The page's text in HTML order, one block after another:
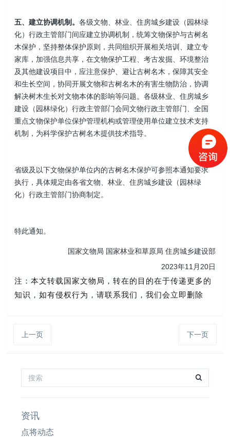
五、建立协调机制。各级文物、林业、住房城乡建设（园林绿
化）行政主管部门间应建立协调机制，统筹文物保护与古树名
木保护，坚持整体保护原则，共同组织开展相关培训、建立专
家库，加强信息共享，在文物保护工程、考古发掘、环境整治
及其他建设项目中，应注意保护、避让古树名木，保障其安全
和生长空间，协同开展文物和古树名木的有害生物防治，协调
解决树木生长对文物本体的影响等问题。各级林业、住房城乡
建设（园林绿化）行政主管部门会同文物行政主管部门、全国
重点文物保护单位保护管理机构或管理使用单位建立技术支持
机制，为科学保护古树名木提供技术指导。
省级及以下文物保护单位内的古树名木保护可参照本通知要求
执行，具体规定由各省文物、林业、住房城乡建设（园林绿
化）行政主管部门协商制定。
特此通知。
国家文物局 国家林业和草原局 住房城乡建设部
2023年11月20日
注：本文转载国家文物局 ，转在的目的在于传递更多的
知识，如有侵权行为，请联系我们，我们会立即删除
上一页 下一页
资讯
点将动态